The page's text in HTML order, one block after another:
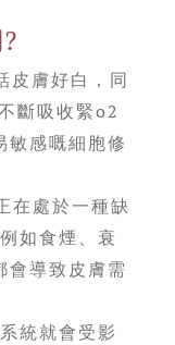
皮膚好白，同
斷吸收緊o2
感嘅細胞修
在處於一種缺
如食煙、衰
會導致皮膚需
統就會受影